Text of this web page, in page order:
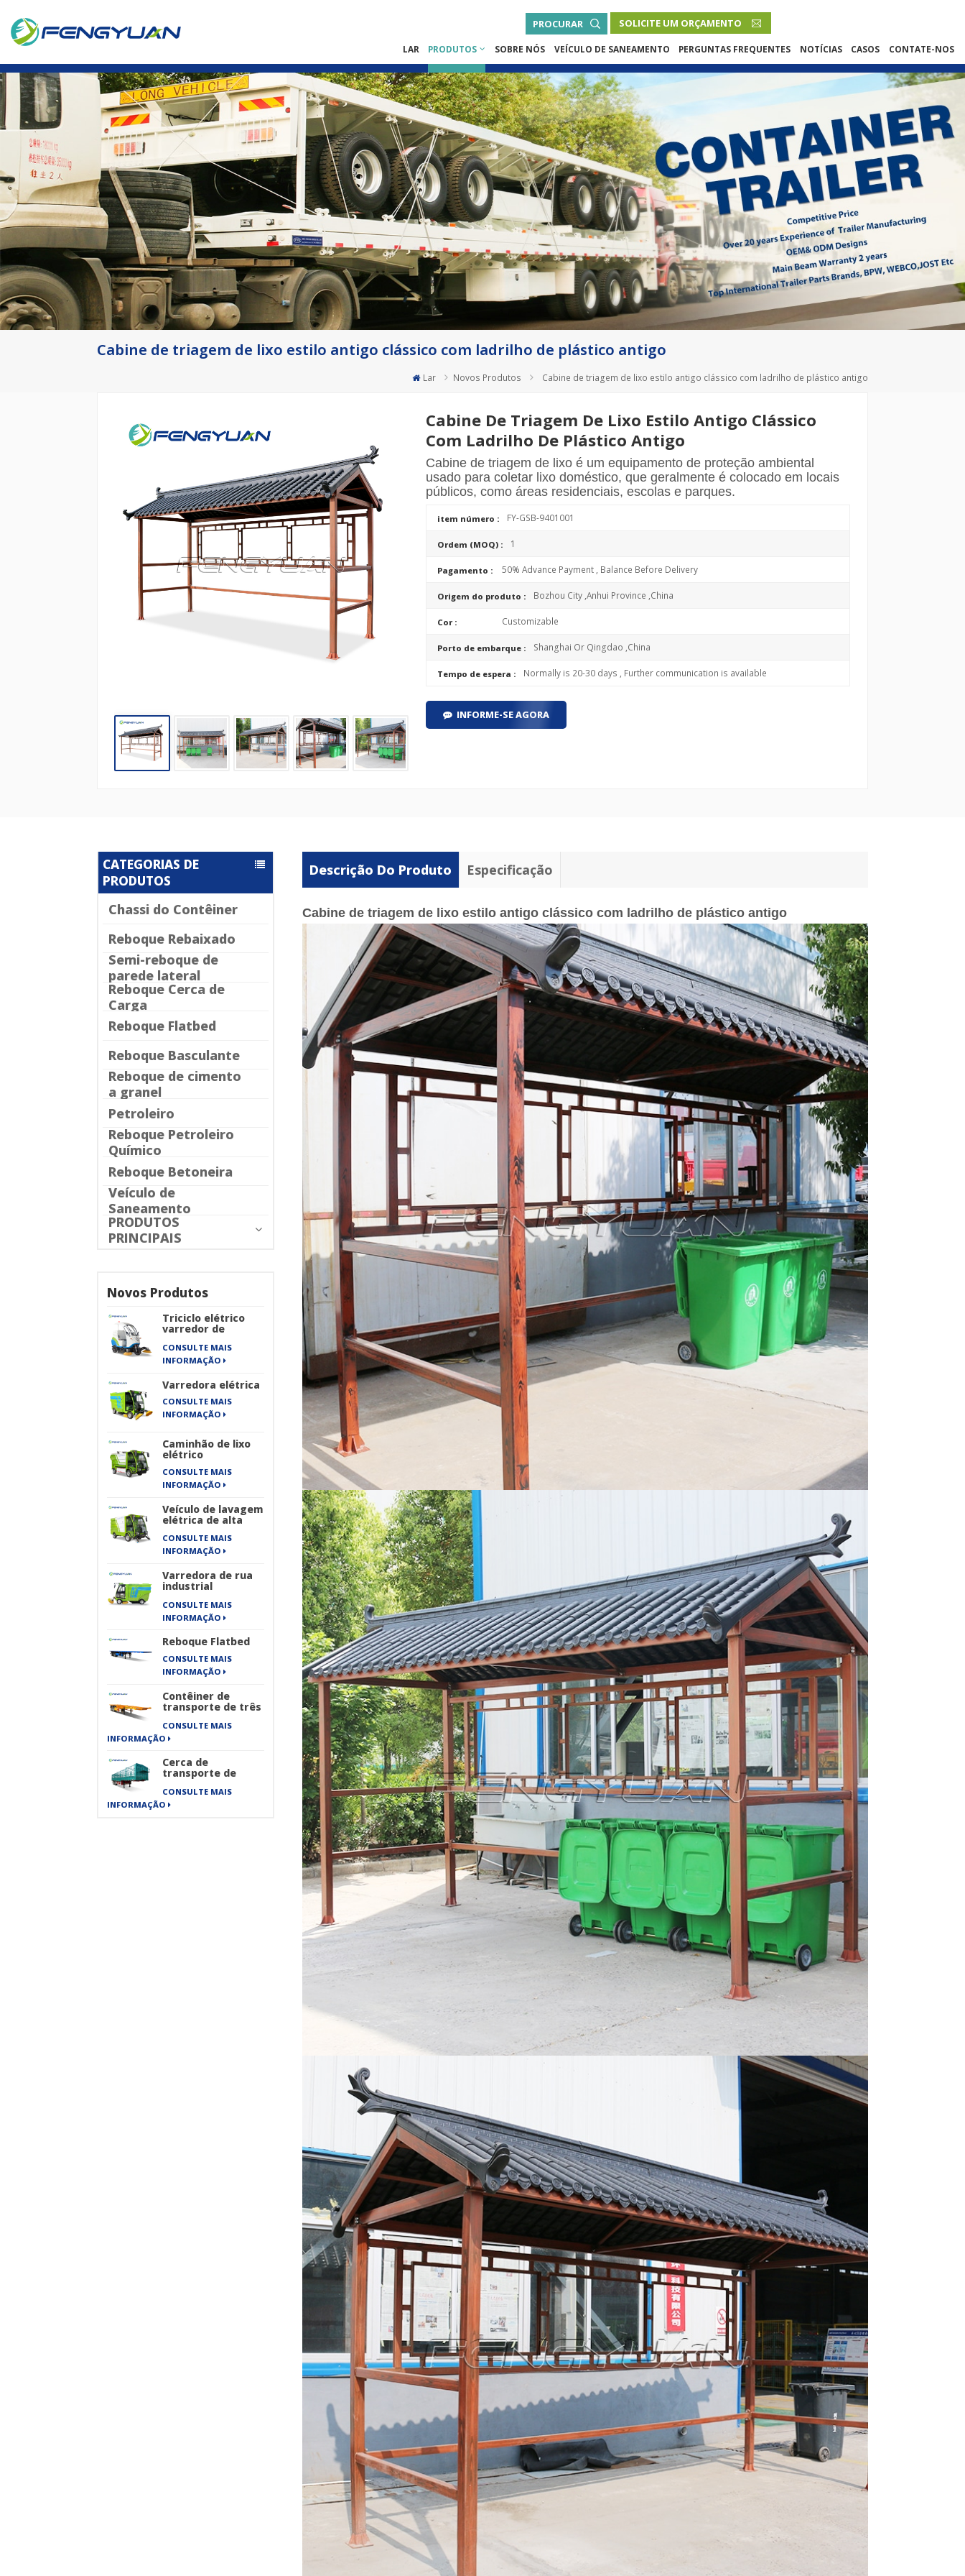
PROCURAR SOLICITE UM ORÇAMENTO
French
Русский язык
Español
Português
Malay
ภาษา
Türkçe
LAR PRODUTOS SOBRE NÓS VEÍCULO DE SANEAMENTO PERGUNTAS FREQUENTES NOTÍCIAS CASOS CONTATE-NOS
Cabine de triagem de lixo estilo antigo clássico com ladrilho de plástico antigo
Lar Novos Produtos Cabine de triagem de lixo estilo antigo clássico com ladrilho de plástico antigo
Cabine De Triagem De Lixo Estilo Antigo Clássico
Com Ladrilho De Plástico Antigo
Cabine de triagem de lixo é um equipamento de proteção ambiental
usado para coletar lixo doméstico, que geralmente é colocado em locais
públicos, como áreas residenciais, escolas e parques.
item número : FY-GSB-9401001
Ordem (MOQ) : 1
Pagamento : 50% Advance Payment , Balance Before Delivery
Origem do produto : Bozhou City ,Anhui Province ,China
Cor : Customizable
Porto de embarque : Shanghai Or Qingdao ,China
Tempo de espera : Normally is 20-30 days , Further communication is available
INFORME-SE AGORA
CATEGORIAS DE
PRODUTOS
Chassi do Contêiner
Reboque Rebaixado
Semi-reboque de
parede lateral
Reboque Cerca de
Carga
Reboque Flatbed
Reboque Basculante
Reboque de cimento
a granel
Petroleiro
Reboque Petroleiro
Químico
Reboque Betoneira
Veículo de
Saneamento
PRODUTOS
PRINCIPAIS
Novos Produtos
Triciclo elétrico
varredor de
CONSULTE MAIS
INFORMAÇÃO
Varredora elétrica
CONSULTE MAIS
INFORMAÇÃO
Caminhão de lixo
elétrico
CONSULTE MAIS
INFORMAÇÃO
Veículo de lavagem
elétrica de alta
CONSULTE MAIS
INFORMAÇÃO
Varredora de rua
industrial
elétrica de quatro
rodas New Energy
CONSULTE MAIS
INFORMAÇÃO
Reboque Flatbed
CONSULTE MAIS
INFORMAÇÃO
Contêiner de
transporte de três
eixos semi-
reboque de
esqueleto
CONSULTE MAIS
INFORMAÇÃO
Cerca de
transporte de
transporte de
mercadorias
CONSULTE MAIS
INFORMAÇÃO
Descrição Do Produto Especificação
Cabine de triagem de lixo estilo antigo clássico com ladrilho de plástico antigo